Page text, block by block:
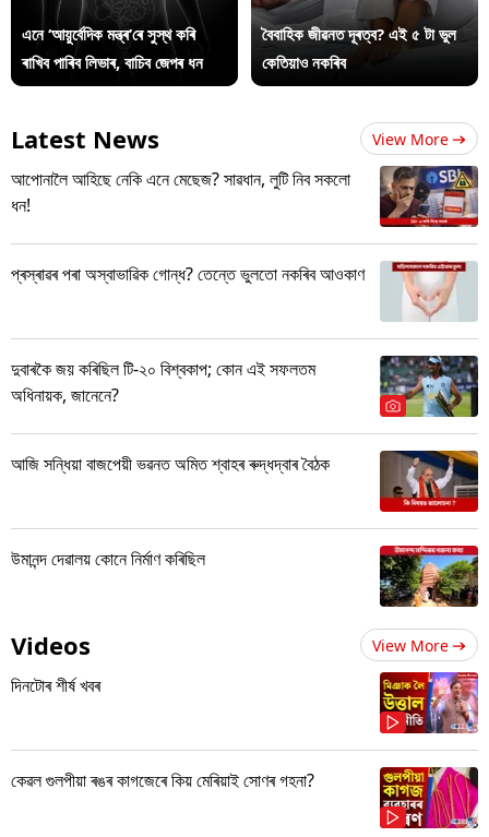
এনে ‘আয়ুৰ্বেদিক মন্ত্ৰ’ৰে সুস্থ কৰি
ৰাখিব পাৰিব লিভাৰ, বাচিব জেপৰ ধন
বৈবাহিক জীৱনত দূৰত্ব? এই ৫ টা ভুল
কেতিয়াও নকৰিব
Latest News View More
আপোনালৈ আহিছে নেকি এনে মেছেজ? সাৱধান, লুটি নিব সকলো
ধন!
প্ৰস্ৰাৱৰ পৰা অস্বাভাৱিক গোন্ধ? তেন্তে ভুলতো নকৰিব আওকাণ
দুবাৰকৈ জয় কৰিছিল টি-২০ বিশ্বকাপ; কোন এই সফলতম
অধিনায়ক, জানেনে?
আজি সন্ধিয়া বাজপেয়ী ভৱনত অমিত শ্বাহৰ ৰুদ্ধদ্বাৰ বৈঠক
উমানন্দ দেৱালয় কোনে নিৰ্মাণ কৰিছিল
Videos View More
দিনটোৰ শীৰ্ষ খবৰ
কেৱল গুলপীয়া ৰঙৰ কাগজেৰে কিয় মেৰিয়াই সোণৰ গহনা?